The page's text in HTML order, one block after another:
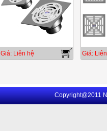
Giá: Liên hệ Giá:
Copyright@2011